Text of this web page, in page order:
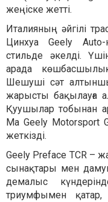
жеңіске жетті.
Италияның әйгілі
Цинхуа Geely
стильде әкелді.
арада
Шешуші сәт
жарысты бақылауға
Қуушылар тобынан
Ма Geely Motorsport
жеткізді.
Geely Preface TCR –
сынақтары мен
демалыс
триумфымен қатар,